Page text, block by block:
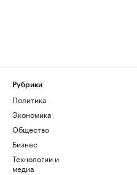
Рубрики
Политика
Экономика
Общество
Бизнес
Технологии и
медиа